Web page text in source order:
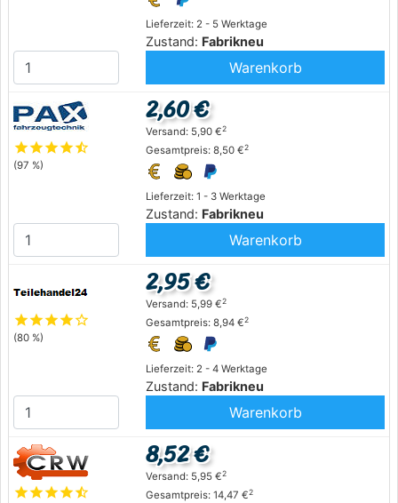
Lieferzeit: 2 - 5 Werktage
Zustand: Fabrikneu
Warenkorb
starstarstarstarstar_half
(97 %)
Lieferzeit: 1 - 3 Werktage
Zustand: Fabrikneu
2,60 €
Versand: 5,90 €2
Gesamtpreis: 8,50 €2
Warenkorb
starstarstarstarstar_outline
(80 %)
Lieferzeit: 2 - 4 Werktage
Zustand: Fabrikneu
2,95 €
Versand: 5,99 €2
Gesamtpreis: 8,94 €2
Warenkorb
starstarstarstarstar_half
8,52 €
Versand: 5,95 €2
Gesamtpreis: 14,47 €2